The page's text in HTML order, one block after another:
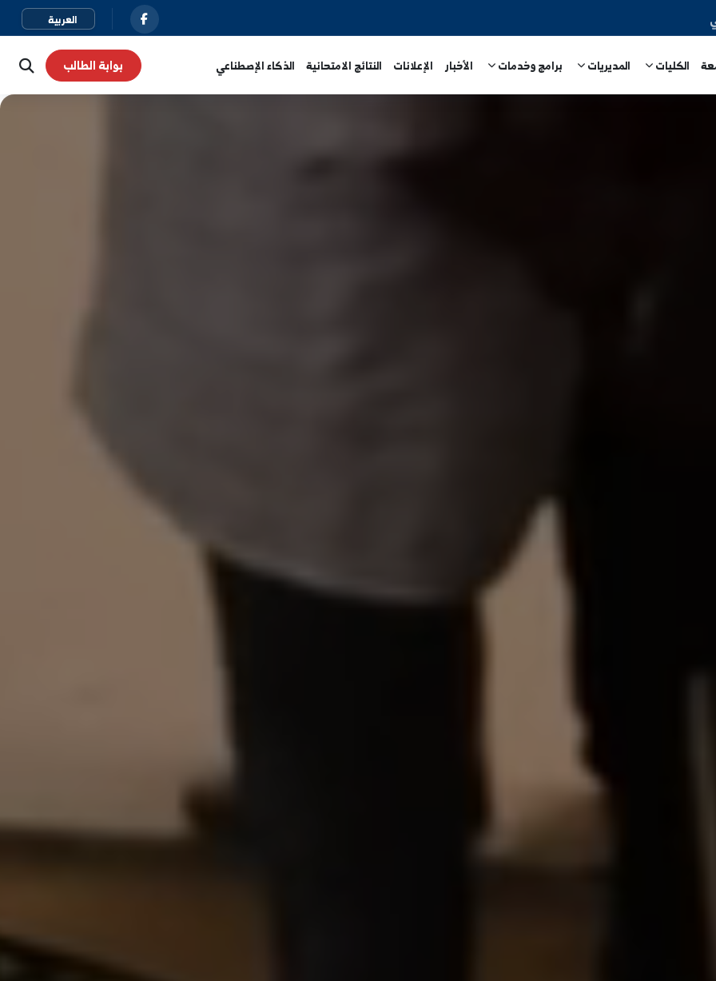
المديريات برامج وخدمات الأخبار الإعلانات النتائج الامتحانية الذكاء الإصطناعي بوابة الطالب